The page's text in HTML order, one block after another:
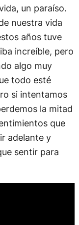
un paraíso.
nuestra vida
años tuve
increíble, pero
algo muy
todo esté
si intentamos
la mitad
que
adelante y
sentir para